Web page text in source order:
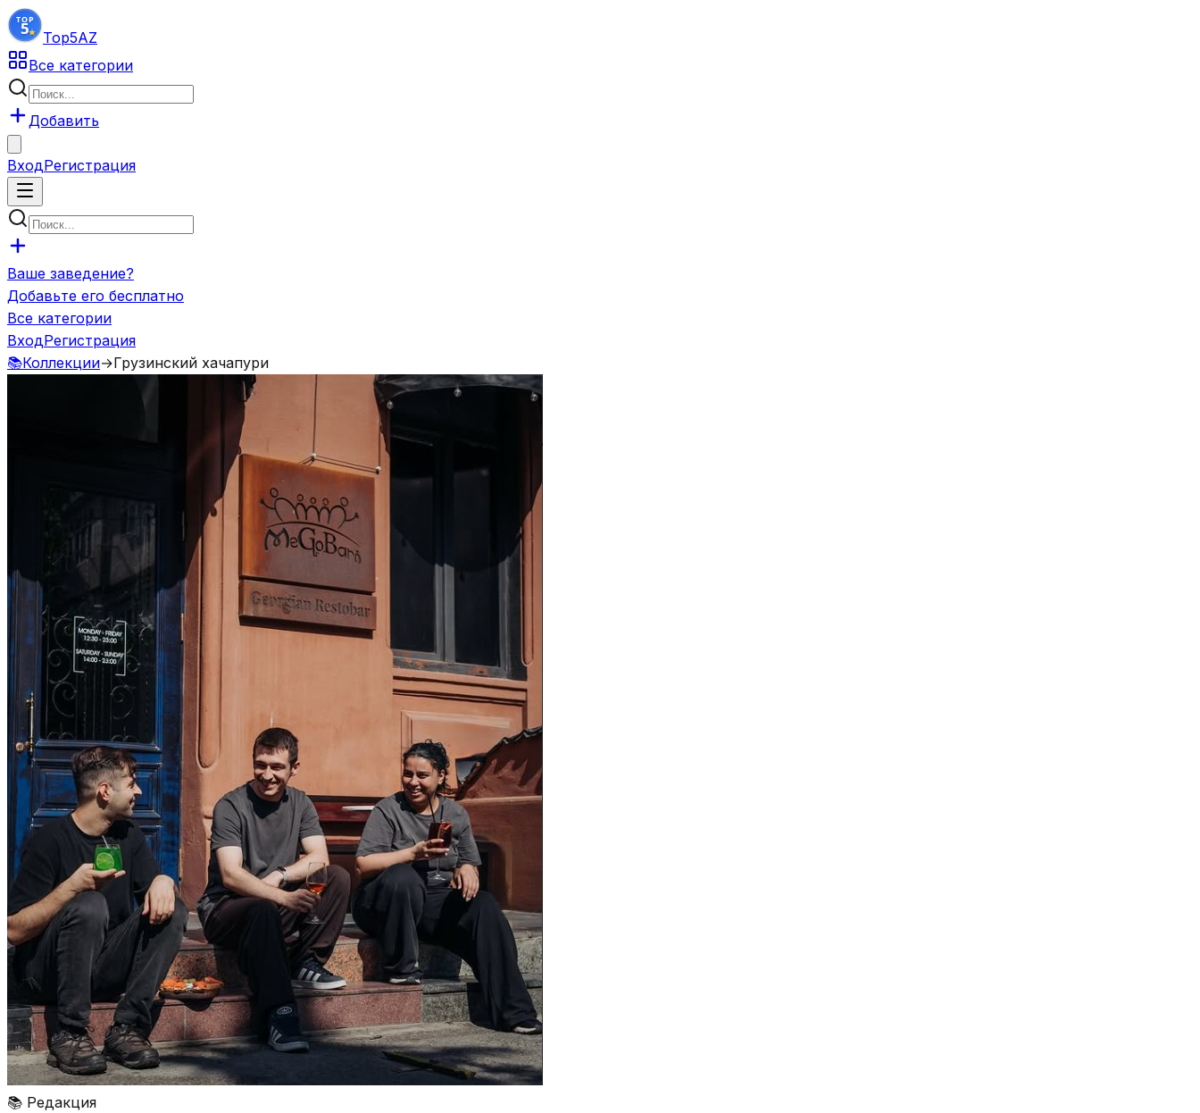
Top5AZ
Все категории
Добавить
ВходРегистрация
Ваше заведение?
Добавьте его бесплатно
Все категории
ВходРегистрация
📚Коллекции→Грузинский хачапури
📚 Редакция